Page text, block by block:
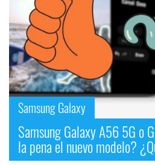
Sorteos
Foros
Contacto
/
nosotros
/
Samsung Galaxy
Samsung Galaxy A56 5G o
la pena el nuevo modelo?